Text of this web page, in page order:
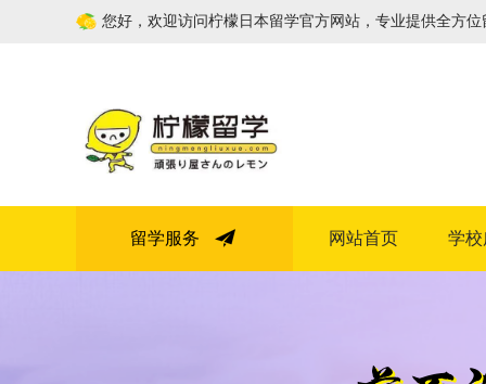
您好，欢迎访问柠檬日本留学官方网站，专业提供全方位
留学服务 网站首页 学